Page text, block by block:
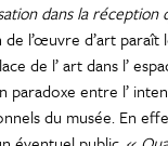
dans la réception
de l’œuvre d’art
de l’ art dans l’
paradoxe entre l’
du musée. En